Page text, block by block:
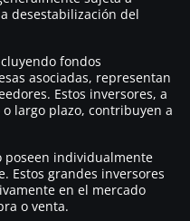
desestabilización del
fondos
asociadas, representan
Estos inversores, a
largo plazo, contribuyen a
poseen individualmente
Estos grandes inversores
en el mercado
o venta.